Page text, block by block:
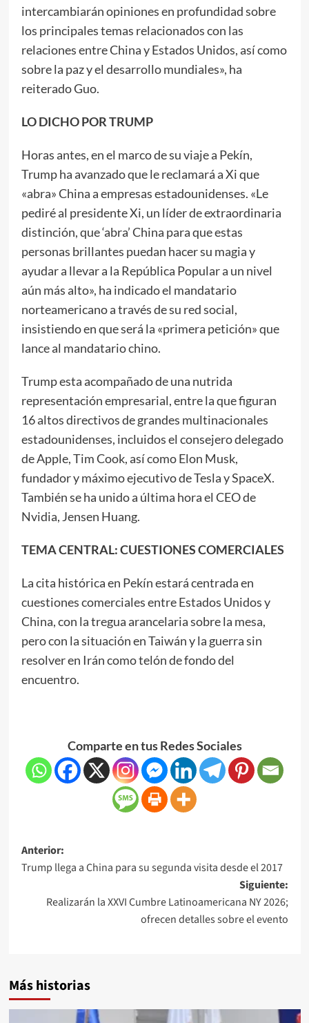
intercambiarán opiniones en profundidad sobre
los principales temas relacionados con las
relaciones entre China y Estados Unidos, así como
sobre la paz y el desarrollo mundiales», ha
reiterado Guo.
LO DICHO POR TRUMP
Horas antes, en el marco de su viaje a Pekín,
Trump ha avanzado que le reclamará a Xi que
«abra» China a empresas estadounidenses. «Le
pediré al presidente Xi, un líder de extraordinaria
distinción, que ‘abra’ China para que estas
personas brillantes puedan hacer su magia y
ayudar a llevar a la República Popular a un nivel
aún más alto», ha indicado el mandatario
norteamericano a través de su red social,
insistiendo en que será la «primera petición» que
lance al mandatario chino.
Trump esta acompañado de una nutrida
representación empresarial, entre la que figuran
16 altos directivos de grandes multinacionales
estadounidenses, incluidos el consejero delegado
de Apple, Tim Cook, así como Elon Musk,
fundador y máximo ejecutivo de Tesla y SpaceX.
También se ha unido a última hora el CEO de
Nvidia, Jensen Huang.
TEMA CENTRAL: CUESTIONES COMERCIALES
La cita histórica en Pekín estará centrada en
cuestiones comerciales entre Estados Unidos y
China, con la tregua arancelaria sobre la mesa,
pero con la situación en Taiwán y la guerra sin
resolver en Irán como telón de fondo del
encuentro.
Comparte en tus Redes Sociales
Anterior:
Trump llega a China para su segunda visita desde el 2017
Siguiente:
Realizarán la XXVI Cumbre Latinoamericana NY 2026;
ofrecen detalles sobre el evento
Más historias